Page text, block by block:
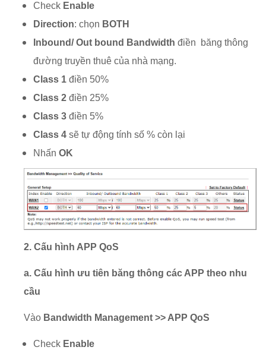
Check Enable
Direction: chọn BOTH
Inbound/ Out bound Bandwidth điền băng thông
đường truyền thuê của nhà mạng.
Class 1 điền 50%
Class 2 điền 25%
Class 3 điền 5%
Class 4 sẽ tự động tính số % còn lại
Nhấn OK
2. Cấu hình APP QoS
a. Cấu hình ưu tiên băng thông các APP theo nhu
cầu
Vào Bandwidth Management >> APP QoS
Check Enable